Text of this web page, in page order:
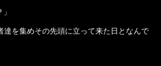
達を集めその先頭に立って来た日となんで